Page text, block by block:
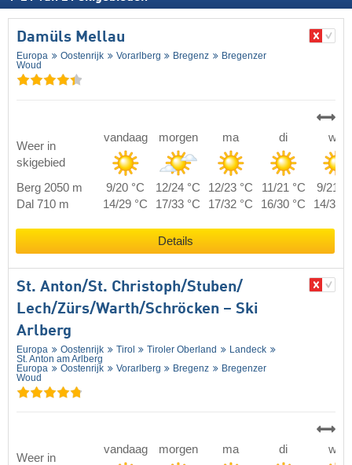
Damüls Mellau
Europa Oostenrijk Vorarlberg Bregenz
Bregenzer
Woud
Weer in
skigebied
vandaag morgen ma di wo
Berg 2050 m 9/20 °C 12/24 °C 12/23 °C 11/21 °C
9/21
Dal 710 m
14/29 °C 17/33 °C 17/32 °C 16/30 °C 14/30
Details
St. Anton/​St. Christoph/​Stuben/​
Lech/​Zürs/​Warth/​Schröcken – Ski
Arlberg
Europa Oostenrijk Tirol Tiroler Oberland
Landeck
St. Anton am Arlberg
Europa
Oostenrijk Vorarlberg Bregenz
Bregenzer
Woud
Weer in
vandaag morgen ma di wo